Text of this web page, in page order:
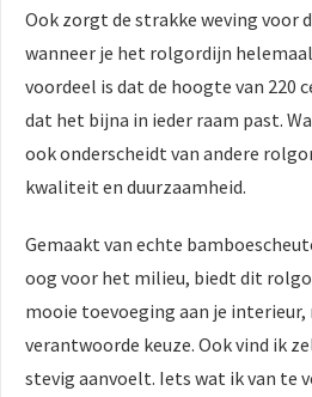
Ook zorgt de strakke weving voor
wanneer je het rolgordijn
voordeel is dat de hoogte van
dat het bijna in ieder raam past.
ook onderscheidt van andere
kwaliteit en duurzaamheid.
Gemaakt van echte
oog voor het milieu, biedt dit
mooie toevoeging aan je interieur,
verantwoorde keuze. Ook vind ik
stevig aanvoelt. Iets wat ik van te